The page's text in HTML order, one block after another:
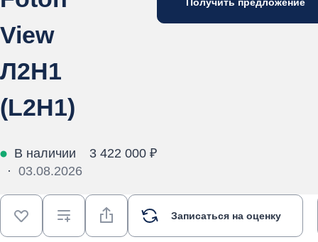
View
Л2Н1
(L2H1)
В наличии
· 03.08.2026
3 422 000 ₽
Записаться на оценку